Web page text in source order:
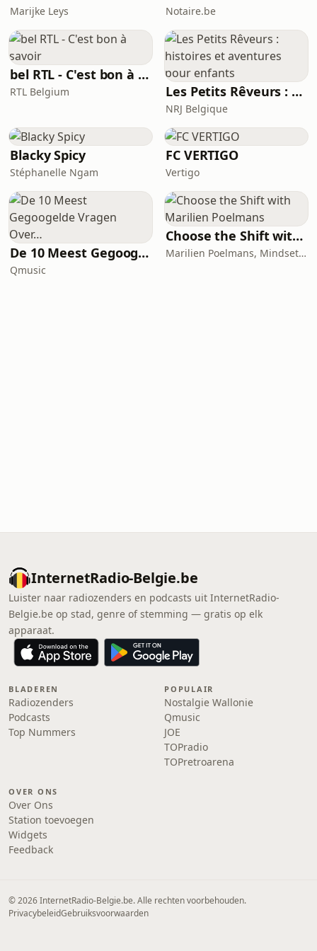
Marijke Leys Notaire.be
bel RTL - C'est bon à savoir
RTL Belgium Les Petits Rêveurs : histoires et aventures pour enfants
NRJ Belgique
Blacky Spicy
Stéphanelle Ngam
FC VERTIGO
Vertigo
De 10 Meest Gegoogelde Vragen Over…
Qmusic
Choose the Shift with Marilien Poelmans
Marilien Poelmans, Mindset Mentor, Founder of the Mindset Shift Academy
InternetRadio-Belgie.be
Luister naar radiozenders en podcasts uit InternetRadio-
Belgie.be op stad, genre of stemming — gratis op elk
apparaat.
BLADEREN
Radiozenders
Podcasts
Top Nummers
POPULAIR
Nostalgie Wallonie
Qmusic
JOE
TOPradio
TOPretroarena
OVER ONS
Over Ons
Station toevoegen
Widgets
Feedback
© 2026 InternetRadio-Belgie.be. Alle rechten voorbehouden.
PrivacybeleidGebruiksvoorwaarden